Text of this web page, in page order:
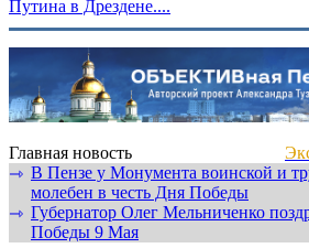
Путина в Дрездене....
Главная новость
⇾ В Пензе у Монумента воинской и
молебен в честь Дня Победы
⇾ Губернатор Олег Мельниченко
Победы 9 Мая